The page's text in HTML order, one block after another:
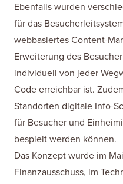
Ebenfalls wurden
für das
webbasiertes Content-
Erweiterung des
individuell von jeder
Code erreichbar ist.
Standorten digitale Info-
für Besucher und
bespielt werden können.
Das Konzept wurde im
Finanzausschuss, im